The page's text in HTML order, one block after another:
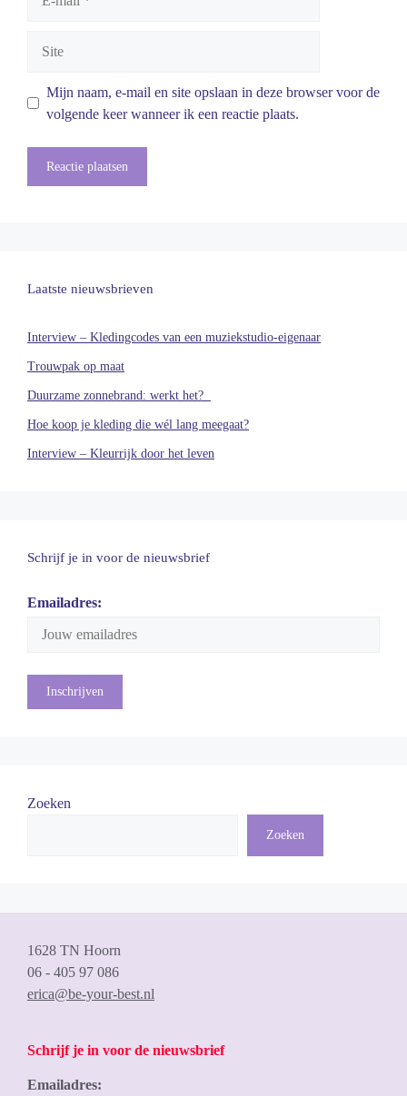
Mijn naam, e-mail en site opslaan in deze browser voor de
volgende keer wanneer ik een reactie plaats.
Laatste nieuwsbrieven
Interview – Kledingcodes van een muziekstudio-eigenaar
Trouwpak op maat
Duurzame zonnebrand: werkt het?
Hoe koop je kleding die wél lang meegaat?
Interview – Kleurrijk door het leven
Schrijf je in voor de nieuwsbrief
Emailadres:
Zoeken
Zoeken
1628 TN Hoorn
06 - 405 97 086
erica@be-your-best.nl
Schrijf je in voor de nieuwsbrief
Emailadres: